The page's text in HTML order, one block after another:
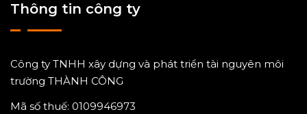
Thông tin công ty
Công ty TNHH xây dựng và phát triển tài nguyên môi
trường THÀNH CÔNG
Mã số thuế: 0109946973